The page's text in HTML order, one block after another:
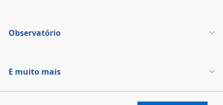
Observatório
E muito mais